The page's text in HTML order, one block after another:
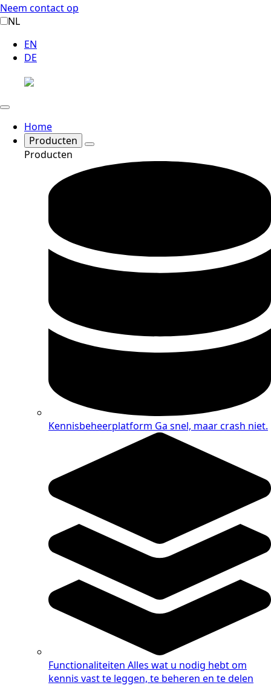
Neem contact op
NL
EN
DE
Home
Producten
Producten
Kennisbeheerplatform Ga snel, maar crash niet.
Functionaliteiten Alles wat u nodig hebt om
kennis vast te leggen, te beheren en te delen